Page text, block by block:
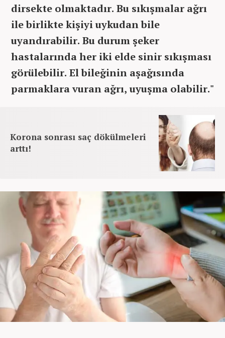
dirsekte olmaktadır. Bu sıkışmalar ağrı
ile birlikte kişiyi uykudan bile
uyandırabilir. Bu durum şeker
hastalarında her iki elde sinir sıkışması
görülebilir. El bileğinin aşağısında
parmaklara vuran ağrı, uyuşma olabilir."
Korona sonrası saç dökülmeleri
arttı!